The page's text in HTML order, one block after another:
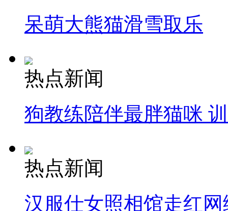
呆萌大熊猫滑雪取乐
热点新闻
狗教练陪伴最胖猫咪
热点新闻
汉服仕女照相馆走红网